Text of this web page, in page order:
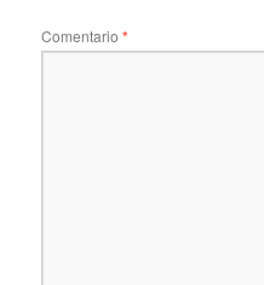
Comentario *